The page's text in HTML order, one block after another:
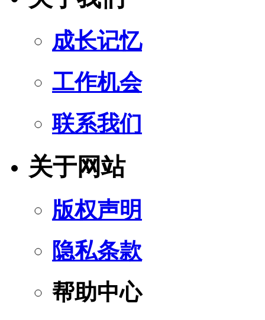
成长记忆
工作机会
联系我们
关于网站
版权声明
隐私条款
帮助中心